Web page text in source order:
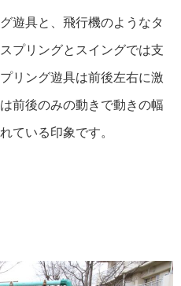
遊具と、飛行機のようなタ
プリングとスイングでは支
リング遊具は前後左右に激
前後のみの動きで動きの幅
ている印象です。